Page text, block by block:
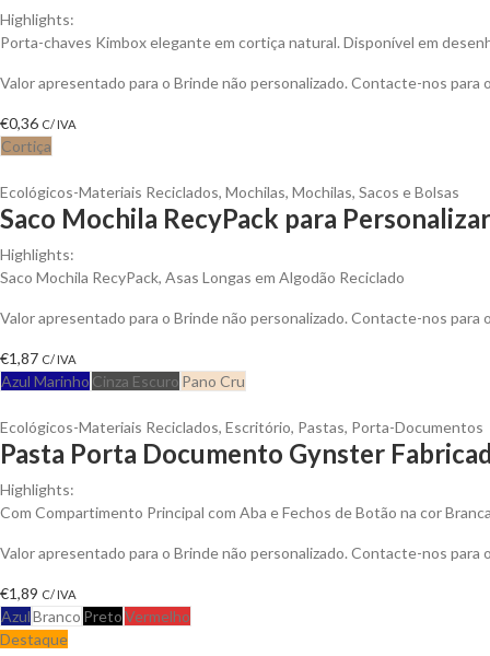
Highlights:
Porta-chaves Kimbox elegante em cortiça natural. Disponível em
Valor apresentado para o Brinde não personalizado. Contacte-nos
€0,36 C/ IVA
Cortiça
Ecológicos-Materiais Reciclados, Mochilas, Mochilas, Sacos e Bolsas
Saco Mochila RecyPack para Personalizar
Highlights:
Saco Mochila RecyPack, Asas Longas em Algodão Reciclado
Valor apresentado para o Brinde não personalizado. Contacte-nos
€1,87 C/ IVA
Azul Marinho Cinza Escuro Pano Cru
Ecológicos-Materiais Reciclados, Escritório, Pastas, Porta-Documentos
Pasta Porta Documento Gynster
Highlights:
Com Compartimento Principal com Aba e Fechos de Botão na cor
Valor apresentado para o Brinde não personalizado. Contacte-nos
€1,89 C/ IVA
AzulBranco PretoVermelho
Destaque